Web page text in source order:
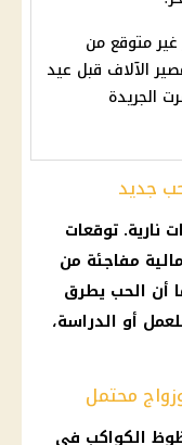
غير متوقع من
الآلاف قبل عيد
نشرت الجريدة
جديد
نارية. توقعات
مفاجئة من
أن الحب يطرق
أو الدراسة،
محتمل
الكواكب في